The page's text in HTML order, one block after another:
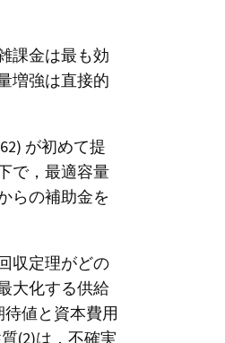
課金は最も効
増強は直接的
が初めて提
で，最適容量
らの補助金を
収定理がどの
大化する供給
値と資本費用
(2)は，不確実